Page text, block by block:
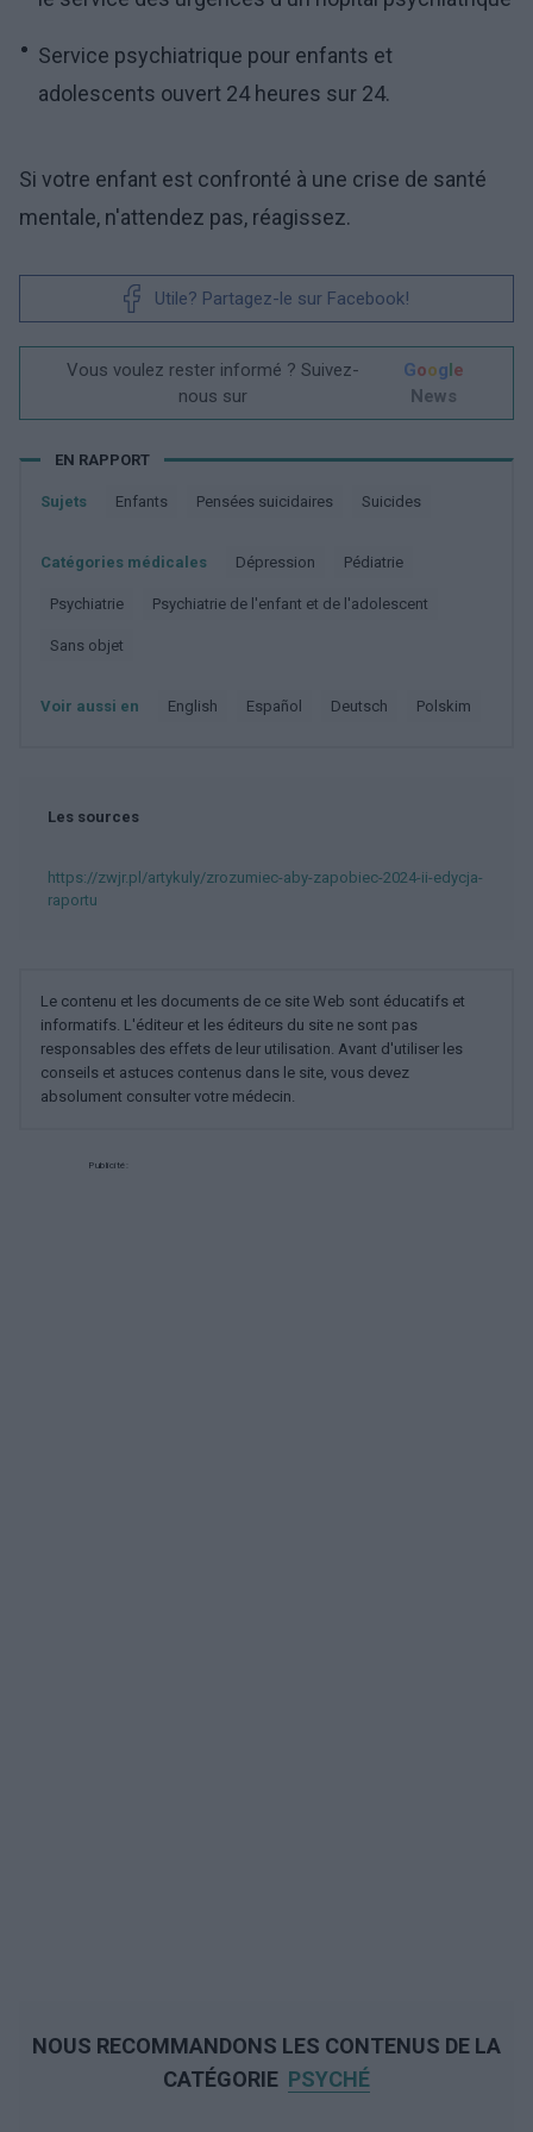
Service psychiatrique pour enfants et
adolescents ouvert 24 heures sur 24.
Si votre enfant est confronté à une crise de santé
mentale, n'attendez pas, réagissez.
Utile? Partagez-le sur Facebook!
Vous voulez rester informé ? Suivez-
nous sur
Google
News
EN RAPPORT
Sujets Enfants Pensées suicidaires Suicides
Catégories médicales Dépression Pédiatrie
Psychiatrie Psychiatrie de l'enfant et de l'adolescent
Sans objet
Voir aussi en english español deutsch polskim
Les sources
https://zwjr.pl/artykuly/zrozumiec-aby-zapobiec-2024-ii-edycja-
raportu
Le contenu et les documents de ce site Web sont éducatifs et
informatifs. L'éditeur et les éditeurs du site ne sont pas
responsables des effets de leur utilisation. Avant d'utiliser les
conseils et astuces contenus dans le site, vous devez
absolument consulter votre médecin.
Publicité:
NOUS RECOMMANDONS LES CONTENUS DE LA
CATÉGORIE PSYCHÉ